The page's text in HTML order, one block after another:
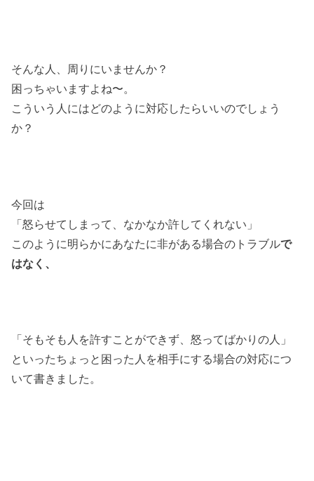
そんな人、周りにいませんか？
困っちゃいますよね〜。
こういう人にはどのように対応したらいいのでしょう
か？
今回は
「怒らせてしまって、なかなか許してくれない」
このように明らかにあなたに非がある場合のトラブルで
はなく、
「そもそも人を許すことができず、怒ってばかりの人」
といったちょっと困った人を相手にする場合の対応につ
いて書きました。